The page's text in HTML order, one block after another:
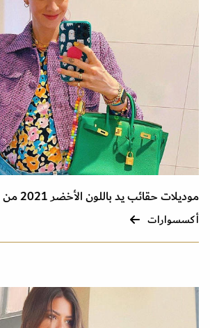
موديلات حقائب يد باللون الأخضر 2021 من وحي الفاشينيستا
أكسسوارات